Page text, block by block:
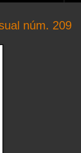
núm. 209